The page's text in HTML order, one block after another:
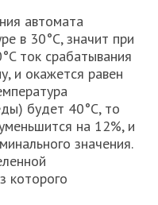
автомата
в 30°C, значит при
ток срабатывания
и окажется равен
будет 40°C, то
на 12%, и
значения.
которого